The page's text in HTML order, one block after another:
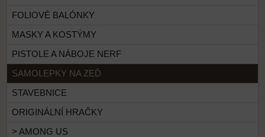
FOLIOVÉ BALÓNKY
MASKY A KOSTÝMY
PISTOLE A NÁBOJE NERF
SAMOLEPKY NA ZEĎ
STAVEBNICE
ORIGINÁLNÍ HRAČKY
> AMONG US